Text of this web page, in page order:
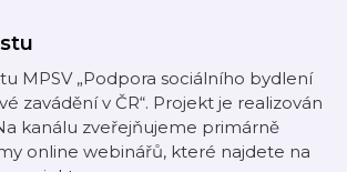
MPSV „Podpora sociálního bydlení
zavádění v ČR“. Projekt je realizován
kanálu zveřejňujeme primárně
online webinářů, které najdete na